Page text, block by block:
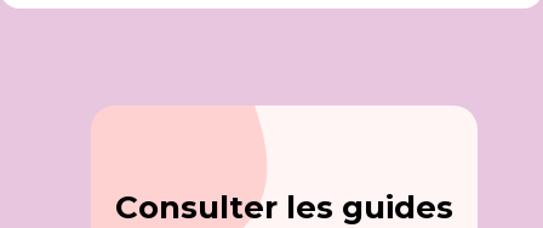
Consulter les guides